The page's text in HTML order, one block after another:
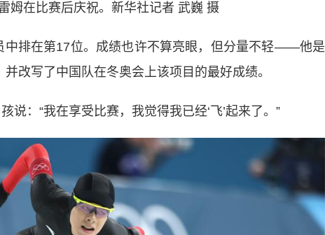
姆在比赛后庆祝。新华社记者 武巍 摄
排在第17位。成绩也许不算亮眼，但分量不轻——他是
改写了中国队在冬奥会上该项目的最好成绩。
：“我在享受比赛，我觉得我已经‘飞’起来了。”